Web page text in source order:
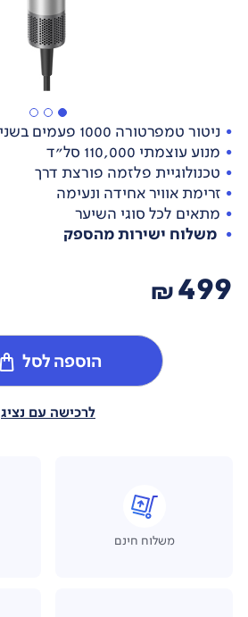
ניטור טמפרטורה 1000 פעמים בשנייה
מנוע עוצמתי 110,000 סל"ד
טכנולוגיית פלזמה פורצת דרך
זרימת אוויר אחידה ונעימה
מתאים לכל סוגי השיער
משלוח ישירות מהספק
499
₪
הוספה לסל
לרכישה עם נציג
משלוח חינם